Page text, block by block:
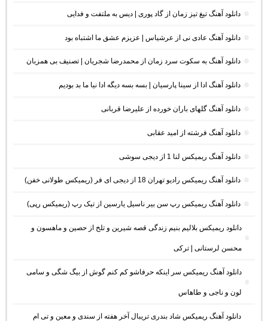
دانلود آهنگ تیغ تیز زمان از گاد پوری | دیس به ملتفت و فدایی
دانلود آهنگ عادی نی از عرشیاس | عزیزم عشق ما اشتباه بود
دانلود آهنگ به سکوت سرد زمان از محمدرضا شجریان | تصنیف بی همزبان
دانلود آهنگ ادا از سینا پارسیان | بسه بسه دیگه ادا نیا ما بد بودیم
دانلود آهنگ گلهای باران خورده از علیرضا قربانی
دانلود آهنگ فرشته از امید عقابی
دانلود آهنگ ریمیکس لنا 1 از دیجی سوشی
دانلود آهنگ ریمیکس رادیو تهران 18 از دیجی ای فر (ریمیکس طولانی خفن)
دانلود آهنگ ریمیکس رپ سن بیر ناسیل یارسین از تیک رپ (ریمیکس رپی)
دانلود ریمیکس بلالیم بنیم زندگی قصه شیرین و تلخ از حصین و ماهسون و
محسن لرستانی | ترکی
دانلود آهنگ ریمیکس سر اینکه حرفاشو کم کنم گوش از بیگ شگی و سامی
لون و ناجی و طاهاس
دانلود آهنگ ریمیکس شاد بندری تریبال آخر هفته از سندی و معین و تی ام